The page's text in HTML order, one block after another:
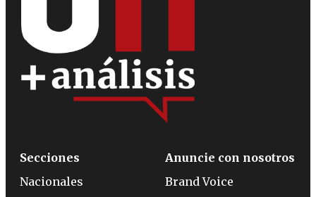
Secciones
Nacionales
Anuncie con nosotros
Brand Voice